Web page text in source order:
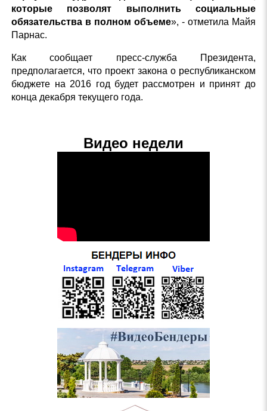
которые позволят выполнить социальные
обязательства в полном объеме», - отметила Майя
Парнас.
Как сообщает пресс-служба Президента,
предполагается, что проект закона о республиканском
бюджете на 2016 год будет рассмотрен и принят до
конца декабря текущего года.
Видео недели